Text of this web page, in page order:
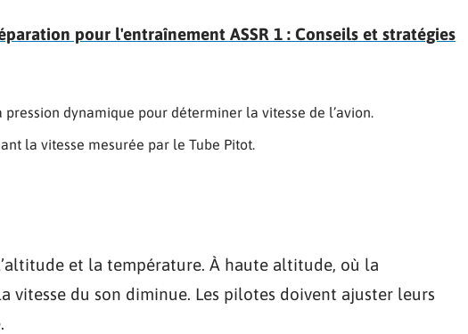
pour l'entraînement ASSR 1 : Conseils et stratégies
dynamique pour déterminer la vitesse de l’avion.
la vitesse mesurée par le Tube Pitot.
et la température. À haute altitude, où la
vitesse du son diminue. Les pilotes doivent ajuster leurs